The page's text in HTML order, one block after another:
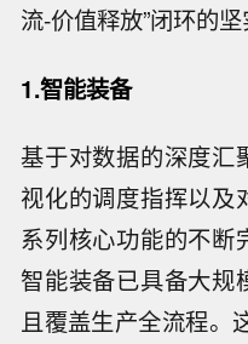
流-价值释放”闭环的坚
1.智能装备
基于对数据的深度汇
视化的调度指挥以及
系列核心功能的不断
智能装备已具备大规
且覆盖生产全流程。